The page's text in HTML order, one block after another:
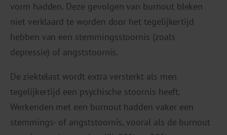
vorm hadden. Deze gevolgen van burnout bleken
niet verklaard te worden door het tegelijkertijd
hebben van een stemmingsstoornis (zoals
depressie) of angststoornis.
De ziektelast wordt extra versterkt als men
tegelijkertijd een psychische stoornis heeft.
Werkenden met een burnout hadden vaker een
stemmings- of angststoornis, vooral als de burnout